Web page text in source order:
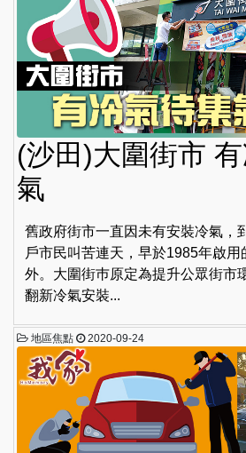
(沙田)大圍街市
氣
舊政府街市一直因未有安裝冷氣，
戶市民叫苦連天，早於1985年啟用
外。大圍街巿原定為提升公眾街市
翻新冷氣安裝...
地區焦點 2020-09-24